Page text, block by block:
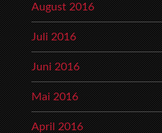
August 2016
Juli 2016
Juni 2016
Mai 2016
April 2016